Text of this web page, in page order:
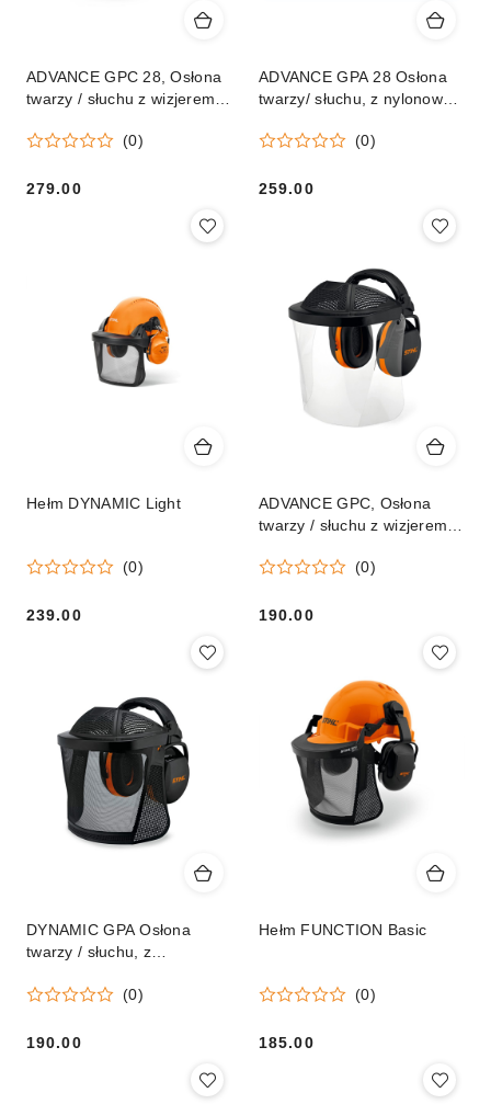
ADVANCE GPC 28, Osłona
twarzy / słuchu z wizjerem z
(0)
Cena:
279.00
ADVANCE GPA 28 Osłona
twarzy/ słuchu, z nylonowym
(0)
Cena:
259.00
Hełm DYNAMIC Light
(0)
239.00
ADVANCE GPC, Osłona
twarzy / słuchu z wizjerem z
(0)
190.00
DYNAMIC GPA Osłona
twarzy / słuchu, z
(0)
Cena:
190.00
Hełm FUNCTION Basic
(0)
Cena:
185.00